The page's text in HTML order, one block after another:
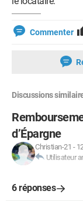
Commenter
Discussions
d’Épargne
Christian-21 -
Utilisateur
6 réponses